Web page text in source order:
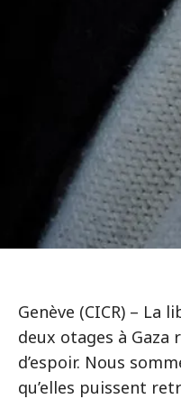
Genève (CICR) – La
deux otages à
d’espoir. Nous
qu’elles puissent